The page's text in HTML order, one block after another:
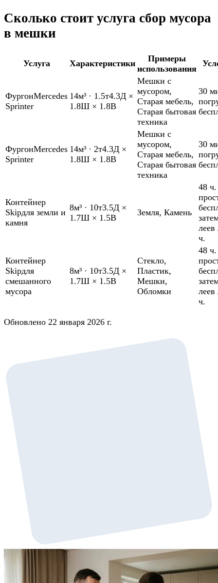
Сколько стоит услуга сбор мусора
в мешки
Услуга Характеристики
Примеры
использования
ФургонMercedes
Sprinter
14м³ · 1.5т4.3Д ×
1.8Ш × 1.8В
Мешки с
мусором,
Старая мебель,
Старая бытовая
техника
30
ФургонMercedes
Sprinter
14м³ · 2т4.3Д ×
1.8Ш × 1.8В
Мешки с
мусором,
Старая мебель,
Старая бытовая
техника
30
Контейнер
Skipдля земли и
камня
8м³ · 10т3.5Д ×
1.7Ш × 1.5В
Земля, Камень
48 ч.
леев
ч.
Контейнер
Skipдля
смешанного
мусора
8м³ · 10т3.5Д ×
1.7Ш × 1.5В
Стекло,
Пластик,
Мешки,
Обломки
48 ч.
леев
ч.
Обновлено 22 января 2026 г.